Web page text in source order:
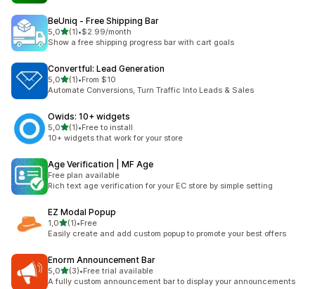
BeUniq ‑ Free Shipping Bar
5,0na 5 gwiazdek
(1)
Łączna liczba recenzji: 1
•$2.99/month
Show a free shipping progress bar with cart goals
Convertful: Lead Generation
5,0na 5 gwiazdek
(1)
Łączna liczba recenzji: 1
•From $10
Automate Conversions, Turn Traffic Into Leads & Sales
Owids: 10+ widgets
5,0na 5 gwiazdek
(1)
Łączna liczba recenzji: 1
•Free to install
10+ widgets that work for your store
Age Verification | MF Age
Free plan available
Rich text age verification for your EC store by simple setting
EZ Modal Popup
1,0na 5 gwiazdek
(1)
Łączna liczba recenzji: 1
•Free
Easily create and add custom popup to promote your best offers
Enorm Announcement Bar
5,0na 5 gwiazdek
(3)
Łączna liczba recenzji: 3
•Free trial available
A fully custom announcement bar to display your announcements